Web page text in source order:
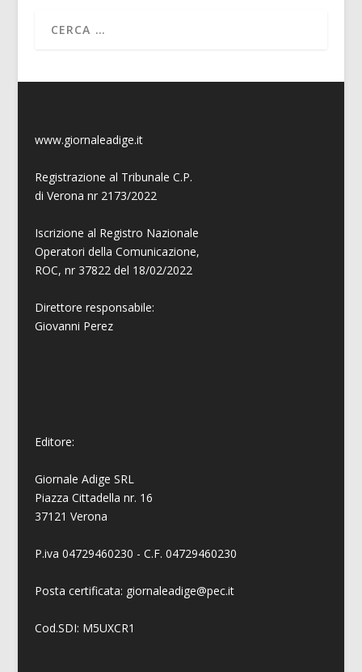
www.giornaleadige.it
Registrazione al Tribunale C.P.
di Verona nr 2173/2022
Iscrizione al Registro Nazionale
Operatori della Comunicazione,
ROC, nr 37822 del 18/02/2022
Direttore responsabile:
Giovanni Perez
Editore:
Giornale Adige SRL
Piazza Cittadella nr. 16
37121 Verona
P.iva 04729460230 - C.F. 04729460230
Posta certificata: giornaleadige@pec.it
Cod.SDI: M5UXCR1